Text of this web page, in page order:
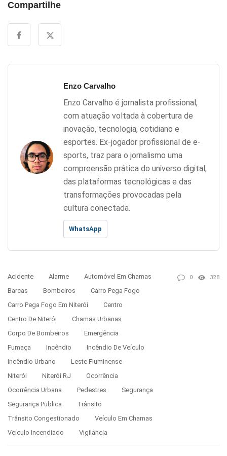
Compartilhe
Enzo Carvalho
Enzo Carvalho é jornalista profissional,
com atuação voltada à cobertura de
inovação, tecnologia, cotidiano e
esportes. Ex-jogador profissional de e-
sports, traz para o jornalismo uma
compreensão prática do universo digital,
das plataformas tecnológicas e das
transformações provocadas pela
cultura conectada.
WhatsApp
Acidente Alarme
Automóvel Em Chamas
Barcas
Bombeiros
Carro Pega Fogo
Carro Pega Fogo Em Niterói
Centro
Centro De Niterói
Chamas Urbanas
Corpo De Bombeiros
Emergência
Fumaça
Incêndio
Incêndio De Veículo
Incêndio Urbano
Leste Fluminense
Niterói
Niterói RJ
Ocorrência
Ocorrência Urbana
Pedestres
Segurança
Segurança Publica
Trânsito
Trânsito Congestionado
Veículo Em Chamas
Veículo Incendiado
Vigilância
0 328